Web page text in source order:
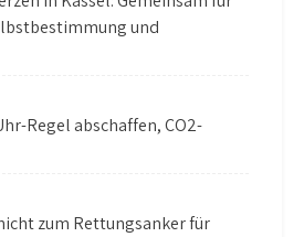
und
Regel abschaffen, CO2-
zum Rettungsanker für